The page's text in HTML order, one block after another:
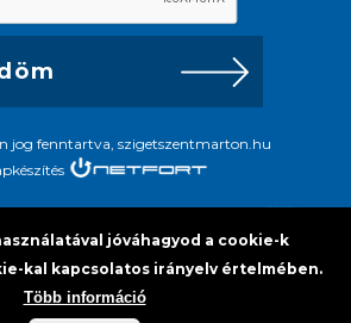
jog fenntartva, szigetszentmarton.hu
jóváhagyod a cookie-k
kal kapcsolatos irányelv értelmében.
Több információ